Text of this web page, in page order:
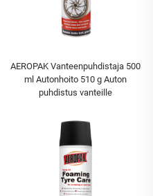
AEROPAK Vanteenpuhdistaja 500
ml Autonhoito 510 g Auton
puhdistus vanteille